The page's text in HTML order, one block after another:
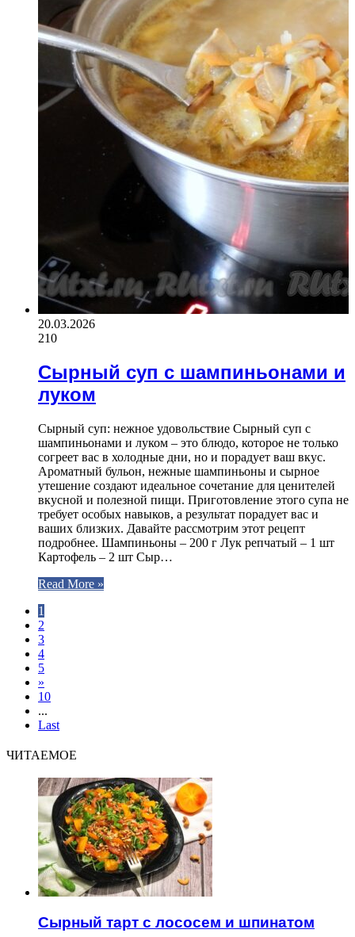
20.03.2026
210
Сырный суп с шампиньонами и
луком
Сырный суп: нежное удовольствие Сырный суп с
шампиньонами и луком – это блюдо, которое не только
согреет вас в холодные дни, но и порадует ваш вкус.
Ароматный бульон, нежные шампиньоны и сырное
утешение создают идеальное сочетание для ценителей
вкусной и полезной пищи. Приготовление этого супа не
требует особых навыков, а результат порадует вас и
ваших близких. Давайте рассмотрим этот рецепт
подробнее. Шампиньоны – 200 г Лук репчатый – 1 шт
Картофель – 2 шт Сыр…
Read More »
1
2
3
4
5
»
10
...
Last
ЧИТАЕМОЕ
Сырный тарт с лососем и шпинатом